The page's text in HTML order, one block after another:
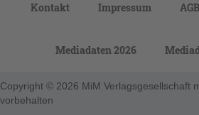
Kontakt Impressum AGB
Mediadaten 2026
Copyright © 2026 MiM Verlagsgesellschaft
vorbehalten